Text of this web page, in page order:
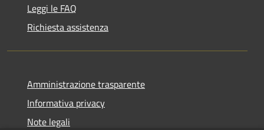
Leggi le FAQ
Richiesta assistenza
Amministrazione trasparente
Informativa privacy
Note legali